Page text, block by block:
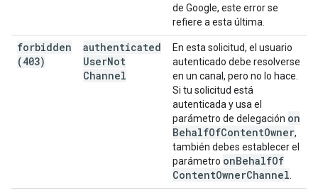
de Google, este error se
refiere a esta última.
forbidden
(403)
authenticated
UserNot
Channel
En esta solicitud, el usuario
autenticado debe resolverse
en un canal, pero no lo hace.
Si tu solicitud está
autenticada y usa el
parámetro de delegación on
BehalfOfContentOwner,
también debes establecer el
parámetro onBehalfOf
ContentOwnerChannel